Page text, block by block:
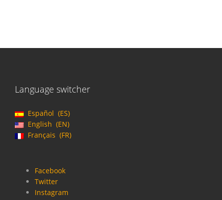
Language switcher
Español
ES
English
EN
Français
FR
Facebook
Twitter
Instagram